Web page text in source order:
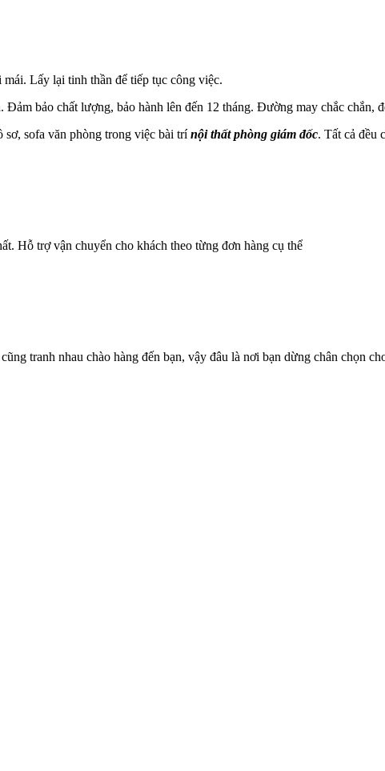
Lấy lại tinh thần để tiếp tục công việc.
bảo chất lượng, bảo hành lên đến 12 tháng. Đường may chắc chắn,
sơ, sofa văn phòng trong việc bài trínội thất phòng giám đốc. Tất cả đều
Hỗ trợ vận chuyển cho khách theo từng đơn hàng cụ thể
tranh nhau chào hàng đến bạn, vậy đâu là nơi bạn dừng chân chọn